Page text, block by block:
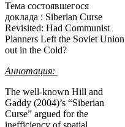
Тема состоявшегося
доклада : Siberian Curse
Revisited: Had Communist
Planners Left the Soviet Union
out in the Cold?
Аннотация:
The well-known Hill and
Gaddy (2004)’s “Siberian
Curse” argued for the